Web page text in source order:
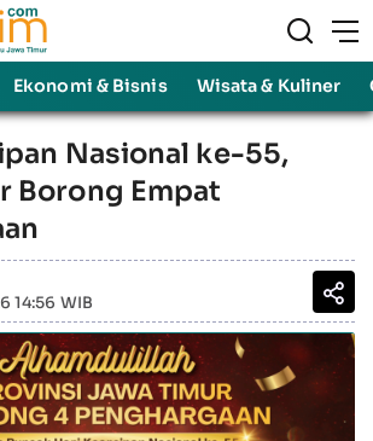
Ekonomi & Bisnis Wisata & Kuliner
Nasional ke-55,
Borong Empat
14:56 WIB